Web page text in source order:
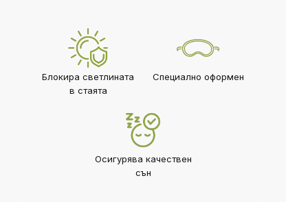
Блокира светлината
в стаята
Специално оформен
Осигурява качествен
сън